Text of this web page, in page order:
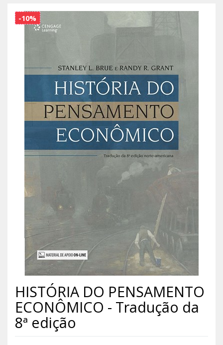
-10%
HISTÓRIA DO PENSAMENTO
ECONÔMICO - Tradução da
8ª edição